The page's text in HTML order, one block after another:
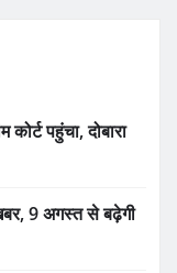
पहुंचा, दोबारा
9 अगस्त से बढ़ेगी